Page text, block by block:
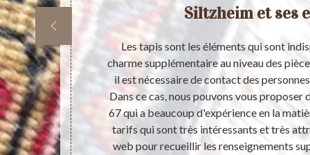
d'un
à des
de
depuis
les
aussi
Siltzheim et ses
Les tapis sont les éléments qui sont
charme supplémentaire au niveau des
il est nécessaire de contact des
Dans ce cas, nous pouvons vous
67 qui a beaucoup d'expérience en la
tarifs qui sont très intéressants et très
web pour recueillir les renseignements